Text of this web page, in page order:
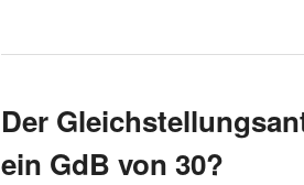
Der
ein GdB von 30?